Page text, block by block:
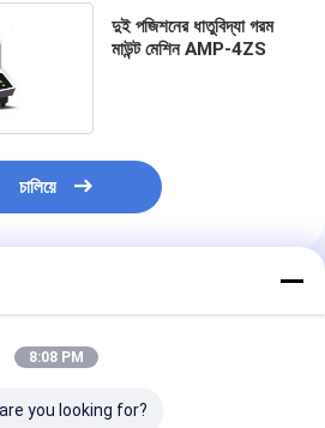
দুই পজিশনের ধাতুবিদ্যা গরম
মাউন্ট মেশিন AMP-4ZS
চালিয়ে
8:08 PM
you looking for?